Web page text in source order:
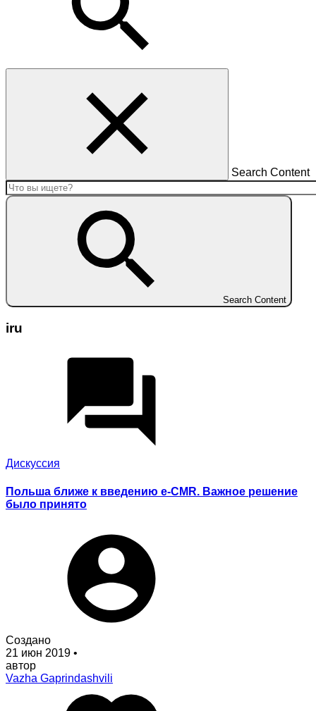
Search Content
Search Content
iru
Дискуссия
Польша ближе к введению e-CMR. Важное решение
было принято
Создано
21 июн 2019 •
автор
Vazha Gaprindashvili